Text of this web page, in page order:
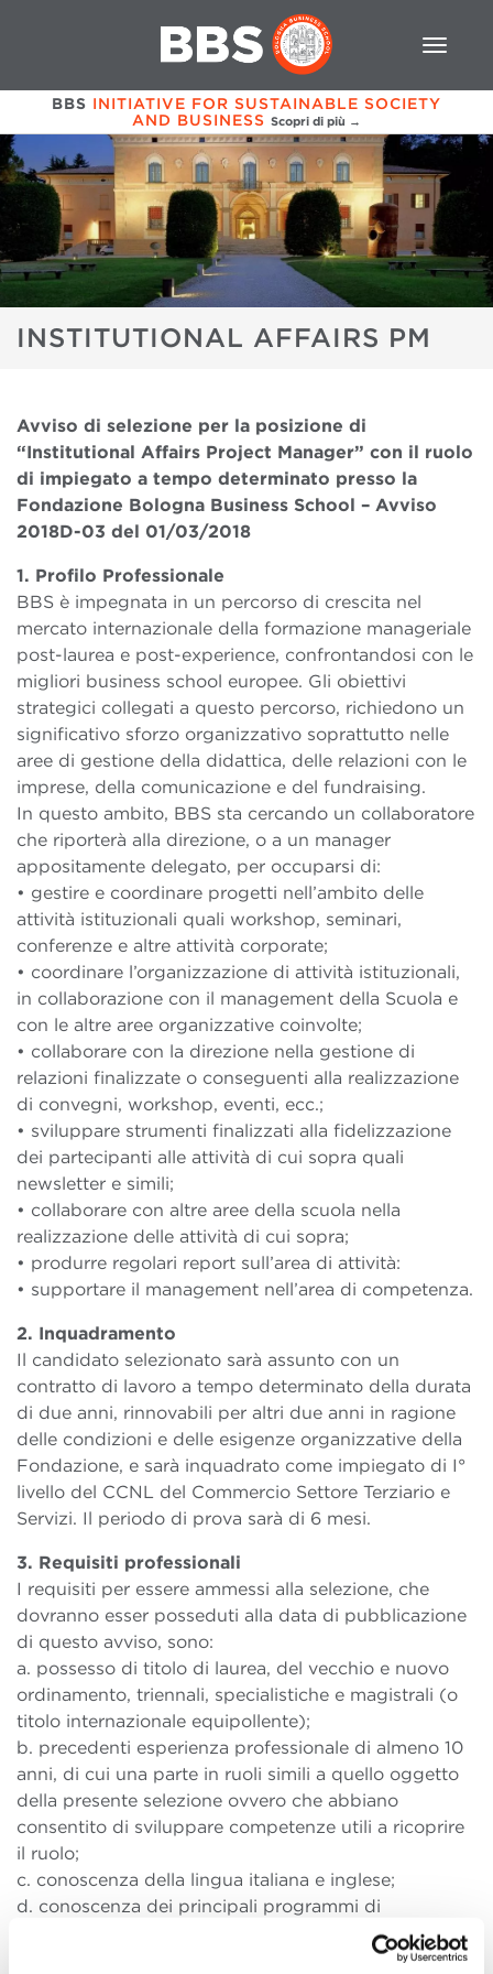
BBS INITIATIVE FOR SUSTAINABLE SOCIETY
AND BUSINESS Scopri di più →
INSTITUTIONAL AFFAIRS PM
Avviso di selezione per la posizione di
“Institutional Affairs Project Manager” con il ruolo
di impiegato a tempo determinato presso la
Fondazione Bologna Business School – Avviso
2018D-03 del 01/03/2018
1. Profilo Professionale
BBS è impegnata in un percorso di crescita nel
mercato internazionale della formazione manageriale
post-laurea e post-experience, confrontandosi con le
migliori business school europee. Gli obiettivi
strategici collegati a questo percorso, richiedono un
significativo sforzo organizzativo soprattutto nelle
aree di gestione della didattica, delle relazioni con le
imprese, della comunicazione e del fundraising.
In questo ambito, BBS sta cercando un collaboratore
che riporterà alla direzione, o a un manager
appositamente delegato, per occuparsi di:
• gestire e coordinare progetti nell’ambito delle
attività istituzionali quali workshop, seminari,
conferenze e altre attività corporate;
• coordinare l’organizzazione di attività istituzionali,
in collaborazione con il management della Scuola e
con le altre aree organizzative coinvolte;
• collaborare con la direzione nella gestione di
relazioni finalizzate o conseguenti alla realizzazione
di convegni, workshop, eventi, ecc.;
• sviluppare strumenti finalizzati alla fidelizzazione
dei partecipanti alle attività di cui sopra quali
newsletter e simili;
• collaborare con altre aree della scuola nella
realizzazione delle attività di cui sopra;
• produrre regolari report sull’area di attività:
• supportare il management nell’area di competenza.
2. Inquadramento
Il candidato selezionato sarà assunto con un
contratto di lavoro a tempo determinato della durata
di due anni, rinnovabili per altri due anni in ragione
delle condizioni e delle esigenze organizzative della
Fondazione, e sarà inquadrato come impiegato di I°
livello del CCNL del Commercio Settore Terziario e
Servizi. Il periodo di prova sarà di 6 mesi.
3. Requisiti professionali
I requisiti per essere ammessi alla selezione, che
dovranno esser posseduti alla data di pubblicazione
di questo avviso, sono:
a. possesso di titolo di laurea, del vecchio e nuovo
ordinamento, triennali, specialistiche e magistrali (o
titolo internazionale equipollente);
b. precedenti esperienza professionale di almeno 10
anni, di cui una parte in ruoli simili a quello oggetto
della presente selezione ovvero che abbiano
consentito di sviluppare competenze utili a ricoprire
il ruolo;
c. conoscenza della lingua italiana e inglese;
d. conoscenza dei principali programmi di
Il possesso dei requisisti b) e c) dovrà esser auto-